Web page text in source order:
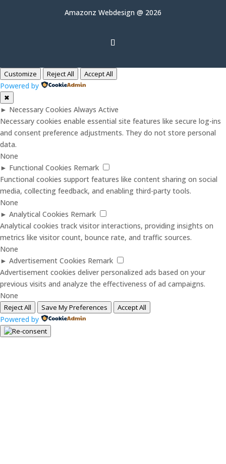
Amazonz Webdesign @ 2026
Customize Reject All Accept All
Powered by
✖
► Necessary Cookies Always Active
Necessary cookies enable essential site features like secure log-ins
and consent preference adjustments. They do not store personal
data.
None
► Functional Cookies Remark
Functional cookies support features like content sharing on social
media, collecting feedback, and enabling third-party tools.
None
► Analytical Cookies Remark
Analytical cookies track visitor interactions, providing insights on
metrics like visitor count, bounce rate, and traffic sources.
None
► Advertisement Cookies Remark
Advertisement cookies deliver personalized ads based on your
previous visits and analyze the effectiveness of ad campaigns.
None
Reject All Save My Preferences Accept All
Powered by